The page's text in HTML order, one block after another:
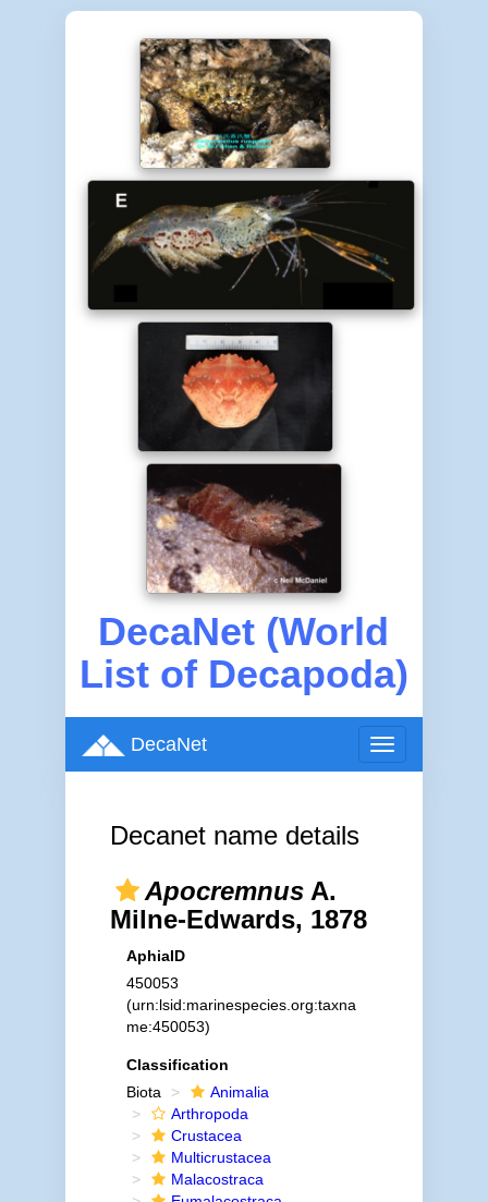
DecaNet (World
List of Decapoda)
Toggle
navigation
DecaNet
Decanet name details
ApocremnusA.
Milne-Edwards, 1878
AphiaID
450053
(urn:lsid:marinespecies.org:taxna
me:450053)
Classification
Biota
Animalia
Arthropoda
Crustacea
Multicrustacea
Malacostraca